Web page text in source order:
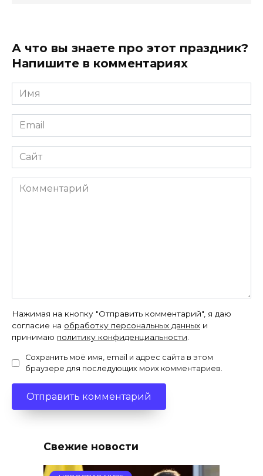
А что вы знаете про этот праздник?
Напишите в комментариях
Имя
*
Email
*
Сайт
Комментарий
Нажимая на кнопку "Отправить комментарий", я даю
согласие на обработку персональных данных и
принимаю политику конфиденциальности
Сохранить моё имя, email и адрес сайта в этом
браузере для последующих моих комментариев.
Свежие новости